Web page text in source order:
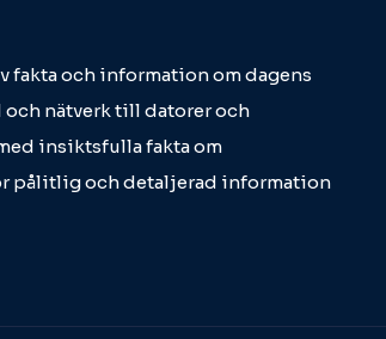
fakta och information om dagens
nätverk till datorer och
insiktsfulla fakta om
pålitlig och detaljerad information